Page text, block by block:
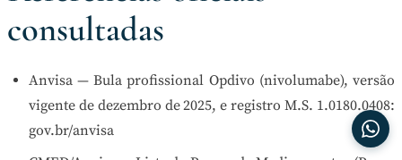
consultadas
Anvisa — Bula profissional Opdivo (nivolumabe), versão
vigente de dezembro de 2025, e registro M.S. 1.0180.0408:
gov.br/anvisa